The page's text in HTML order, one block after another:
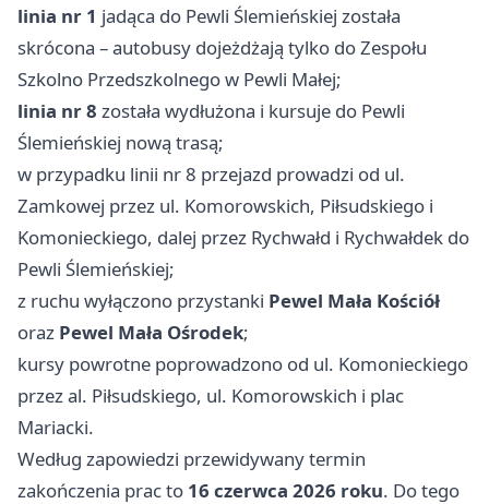
linia nr 1 jadąca do Pewli Ślemieńskiej została
skrócona – autobusy dojeżdżają tylko do Zespołu
Szkolno Przedszkolnego w Pewli Małej;
linia nr 8 została wydłużona i kursuje do Pewli
Ślemieńskiej nową trasą;
w przypadku linii nr 8 przejazd prowadzi od ul.
Zamkowej przez ul. Komorowskich, Piłsudskiego i
Komonieckiego, dalej przez Rychwałd i Rychwałdek do
Pewli Ślemieńskiej;
z ruchu wyłączono przystanki Pewel Mała Kościół
oraz Pewel Mała Ośrodek;
kursy powrotne poprowadzono od ul. Komonieckiego
przez al. Piłsudskiego, ul. Komorowskich i plac
Mariacki.
Według zapowiedzi przewidywany termin
zakończenia prac to 16 czerwca 2026 roku. Do tego